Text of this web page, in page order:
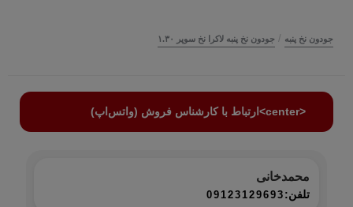
جودون نخ پنبه / جودون نخ پنبه لاکرا نخ سوپر ۱.۳۰
<center>ارتباط با کارشناس فروش (واتس‌اپ)
محمدخانی
تلفن: 09123129693